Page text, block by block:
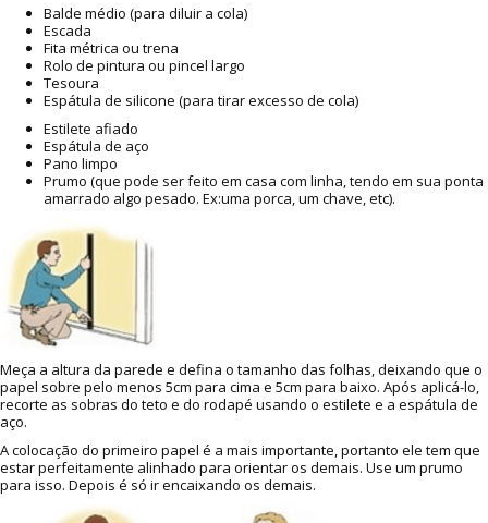
Balde médio (para diluir a cola)
Escada
Fita métrica ou trena
Rolo de pintura ou pincel largo
Tesoura
Espátula de silicone (para tirar excesso de cola)
Estilete afiado
Espátula de aço
Pano limpo
Prumo (que pode ser feito em casa com linha, tendo em sua ponta
amarrado algo pesado. Ex:uma porca, um chave, etc).
Meça a altura da parede e defina o tamanho das folhas, deixando que o
papel sobre pelo menos 5cm para cima e 5cm para baixo. Após aplicá-lo,
recorte as sobras do teto e do rodapé usando o estilete e a espátula de
aço.
A colocação do primeiro papel é a mais importante, portanto ele tem que
estar perfeitamente alinhado para orientar os demais. Use um prumo
para isso. Depois é só ir encaixando os demais.